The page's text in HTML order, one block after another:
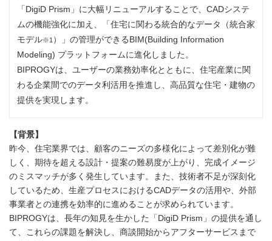
「DigiD Prism」に大幅リニューアルすることで、CADシステ
ムの機能強化に加え、「住宅に関わる統合的なデータ（統合家
モデル※1 ）」の管理ができるBIM(Building Information
Modeling) プラットフォームに進化しました。
BIPROGYは、ユーザーの業務効率化とともに、住宅産業に関
わる企業間でのデータ利活用を推進し、高品質な住宅・建物の
提供を実現します。
【背景】
昨今、住宅業界では、顧客のニーズの多様化によって差別化が難
しく、期待を超える設計・提案の難易度が上がり、完成イメージ
のミスマッチが多く発生しています。また、技術者不足が深刻化
しているため、生産プロセスにおけるCADデータの活用や、外部
事業者との連携を効率的に進めることが求められています。
BIPROGYは、長年の知見を生かした「DigiD Prism」の提供を通し
て、これらの課題を解決し、商談開始からアフターサービスまで